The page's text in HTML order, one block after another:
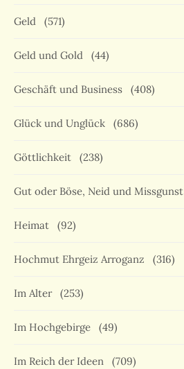
Geld (571)
Geld und Gold (44)
Geschäft und Business (408)
Glück und Unglück (686)
Göttlichkeit (238)
Gut oder Böse, Neid und Missgunst
Heimat (92)
Hochmut Ehrgeiz Arroganz (316)
Im Alter (253)
Im Hochgebirge (49)
Im Reich der Ideen (709)